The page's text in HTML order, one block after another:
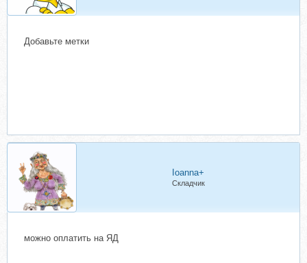
Добавьте метки
Ioanna+
Складчик
можно оплатить на ЯД